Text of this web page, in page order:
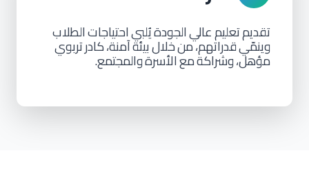
تقديمتعليمعالي الجودةيُلبياحتياجاتالطلاب
وينمّيقدراتهم،منخلالبيئةآمنة،كادرتربوي
مؤهل،وشراكةمعالأسرةوالمجتمع.